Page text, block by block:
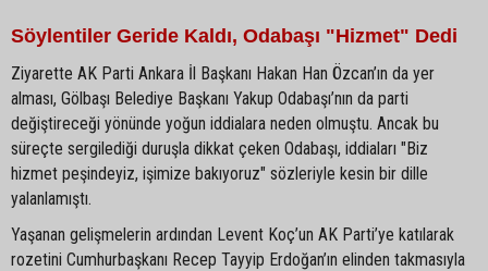
Söylentiler Geride Kaldı, Odabaşı "Hizmet" Dedi
Ziyarette AK Parti Ankara İl Başkanı Hakan Han Özcan’ın da yer
alması, Gölbaşı Belediye Başkanı Yakup Odabaşı’nın da parti
değiştireceği yönünde yoğun iddialara neden olmuştu. Ancak bu
süreçte sergilediği duruşla dikkat çeken Odabaşı, iddiaları "Biz
hizmet peşindeyiz, işimize bakıyoruz" sözleriyle kesin bir dille
yalanlamıştı.
Yaşanan gelişmelerin ardından Levent Koç’un AK Parti’ye katılarak
rozetini Cumhurbaşkanı Recep Tayyip Erdoğan’ın elinden takmasıyla